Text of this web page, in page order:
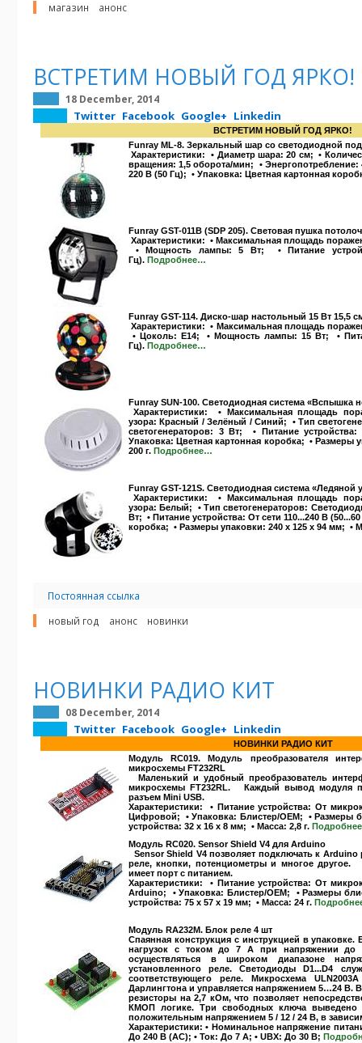
магазин
анонс
ВСТРЕТИМ НОВЫЙ ГОД ЯРКО!
18 December, 2014
Twitter Facebook Google+ Linkedin
ВСТРЕТИМ НОВЫЙ ГОД ЯРКО!
Funray ML-8. Зеркальный шар со светодиодной
Характеристики:
• Диаметр шара: 20 см; •
вращения: 1,5 оборота/мин; • Энергопотребление:
220 В (50 Гц); • Упаковка: Цветная картонная
Funray GST-011B (SDP 205). Световая пушка
Характеристики: • Максимальная площадь
• Мощность лампы: 5 Вт; • Питание
Гц). Подробнее…
Funray GST-114. Диско-шар настольный 15 Вт 15,5
Характеристики: • Максимальная площадь
• Цоколь: Е14; • Мощность лампы: 15 Вт; •
Гц). Подробнее…
Funray SUN-100. Светодиодная система «Вспышка
Характеристики:
• Максимальная площадь
узора: Красный / Зелёный / Синий; • Тип
светогенераторов: 3 Вт; • Питание
Упаковка: Цветная картонная коробка; • Размеры
200 г. Подробнее…
Funray GST-121S. Светодиодная система «Ледяной
Характеристики:
• Максимальная площадь
узора: Белый; • Тип светогенераторов:
Вт; • Питание устройства: От сети 110...240 В
коробка; • Размеры упаковки: 240 x 125 x 94 мм; •
Постоянная ссылка
новый год
анонс новинки
НОВИНКИ РАДИО КИТ
08 December, 2014
Twitter Facebook Google+ Linkedin
НОВИНКИ РАДИО КИТ
Модуль RC019. Модуль преобразователя
микросхемы FT232RL
Маленький и удобный преобразователь
микросхемы FT232RL. Каждый вывод модуля
разъем Mini USB.
Характеристики: • Питание устройства: От
Цифровой; • Упаковка: Блистер/OEM; • Размеры
устройства: 32 x 16 x 8 мм; • Масса: 2,8 г.
Модуль RC020. Sensor Shield V4 для Arduino
Sensor Shield V4 позволяет подключать к
реле, кнопки, потенциометры и многое
имеет порт с питанием.
Характеристики: • Питание устройства: От
Arduino; • Упаковка: Блистер/OEM; • Размеры
устройства: 75 x 57 x 19 мм; • Масса: 24 г.
Модуль RA232M. Блок реле 4 шт
Спаянная конструкция с инструкцией в
нагрузок с током до 7 А при напряжении
осуществляться в широком диапазоне
установленного реле. Светодиоды D1...D4
соответствующего реле. Микросхема
Дарлингтона и управляется напряжением 5…24 В.
резисторы на 2,7 кОм, что позволяет
КМОП логике. Три свободных ключа выведено
положительным напряжением 5 / 12 / 24 В, в
Характеристики: • Номинальное напряжение
До 240 В (АС); • Ток: До 7 А; • UВХ: До 30 В;